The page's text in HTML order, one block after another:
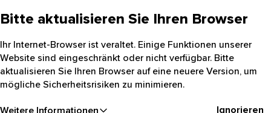
Bitte aktualisieren Sie Ihren Browser
Ihr Internet-Browser ist veraltet. Einige Funktionen unserer
Website sind eingeschränkt oder nicht verfügbar. Bitte
aktualisieren Sie Ihren Browser auf eine neuere Version, um
mögliche Sicherheitsrisiken zu minimieren.
Weitere Informationen Ignorieren